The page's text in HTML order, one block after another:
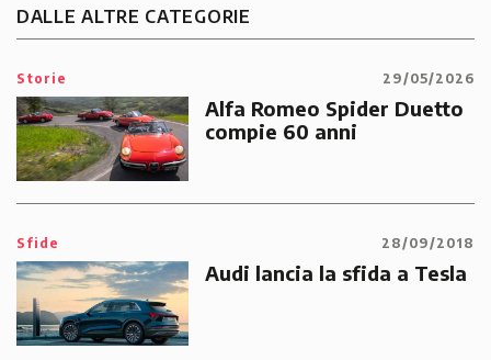
DALLE ALTRE CATEGORIE
Storie 29/05/2026
Alfa Romeo Spider Duetto
compie 60 anni
Sfide 28/09/2018
Audi lancia la sfida a Tesla